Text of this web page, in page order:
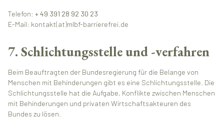
Telefon: + 49 391 28 92 30 23
E-Mail: kontakt(at)mlbf-barrierefrei.de
7. Schlichtungsstelle und -verfahren
Beim Beauftragten der Bundesregierung für die Belange von
Menschen mit Behinderungen gibt es eine Schlichtungsstelle. Die
Schlichtungsstelle hat die Aufgabe, Konflikte zwischen Menschen
mit Behinderungen und privaten Wirtschaftsakteuren des
Bundes zu lösen.